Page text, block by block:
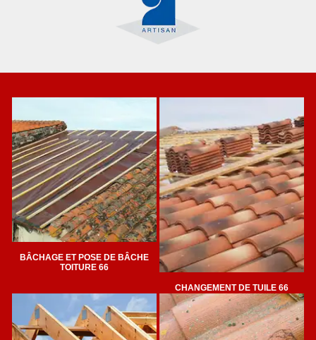
BÂCHAGE ET POSE DE BÂCHE
TOITURE 66
CHANGEMENT DE TUILE 66